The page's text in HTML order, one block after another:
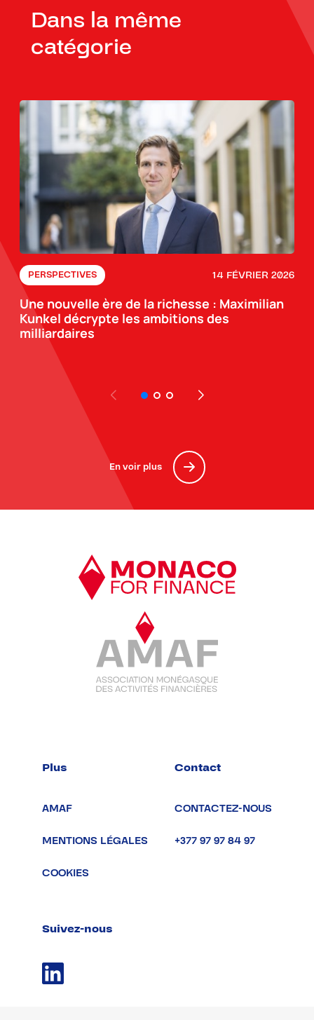
Dans la même
catégorie
PERSPECTIVES 14 FÉVRIER 2026
Une nouvelle ère de la richesse : Maximilian
Kunkel décrypte les ambitions des
milliardaires
En voir plus
Plus
AMAF
MENTIONS LÉGALES
COOKIES
Contact
CONTACTEZ-NOUS
+377 97 97 84 97
Suivez-nous